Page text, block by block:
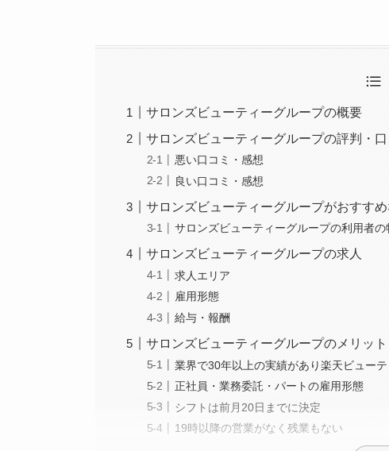
サロンズビューティーグループの概要
サロンズビューティーグループの評判・口
悪い口コミ・感想
良い口コミ・感想
サロンズビューティーグループがおすすめ
サロンズビューティーグループの利用者の
サロンズビューティーグループの求人
求人エリア
雇用形態
給与・報酬
サロンズビューティーグループのメリット
業界で30年以上の実績があり楽天ビュー
正社員・業務委託・パートの雇用形態
シフトは前月20日までに決定
19時以降の営業がなく残業もない